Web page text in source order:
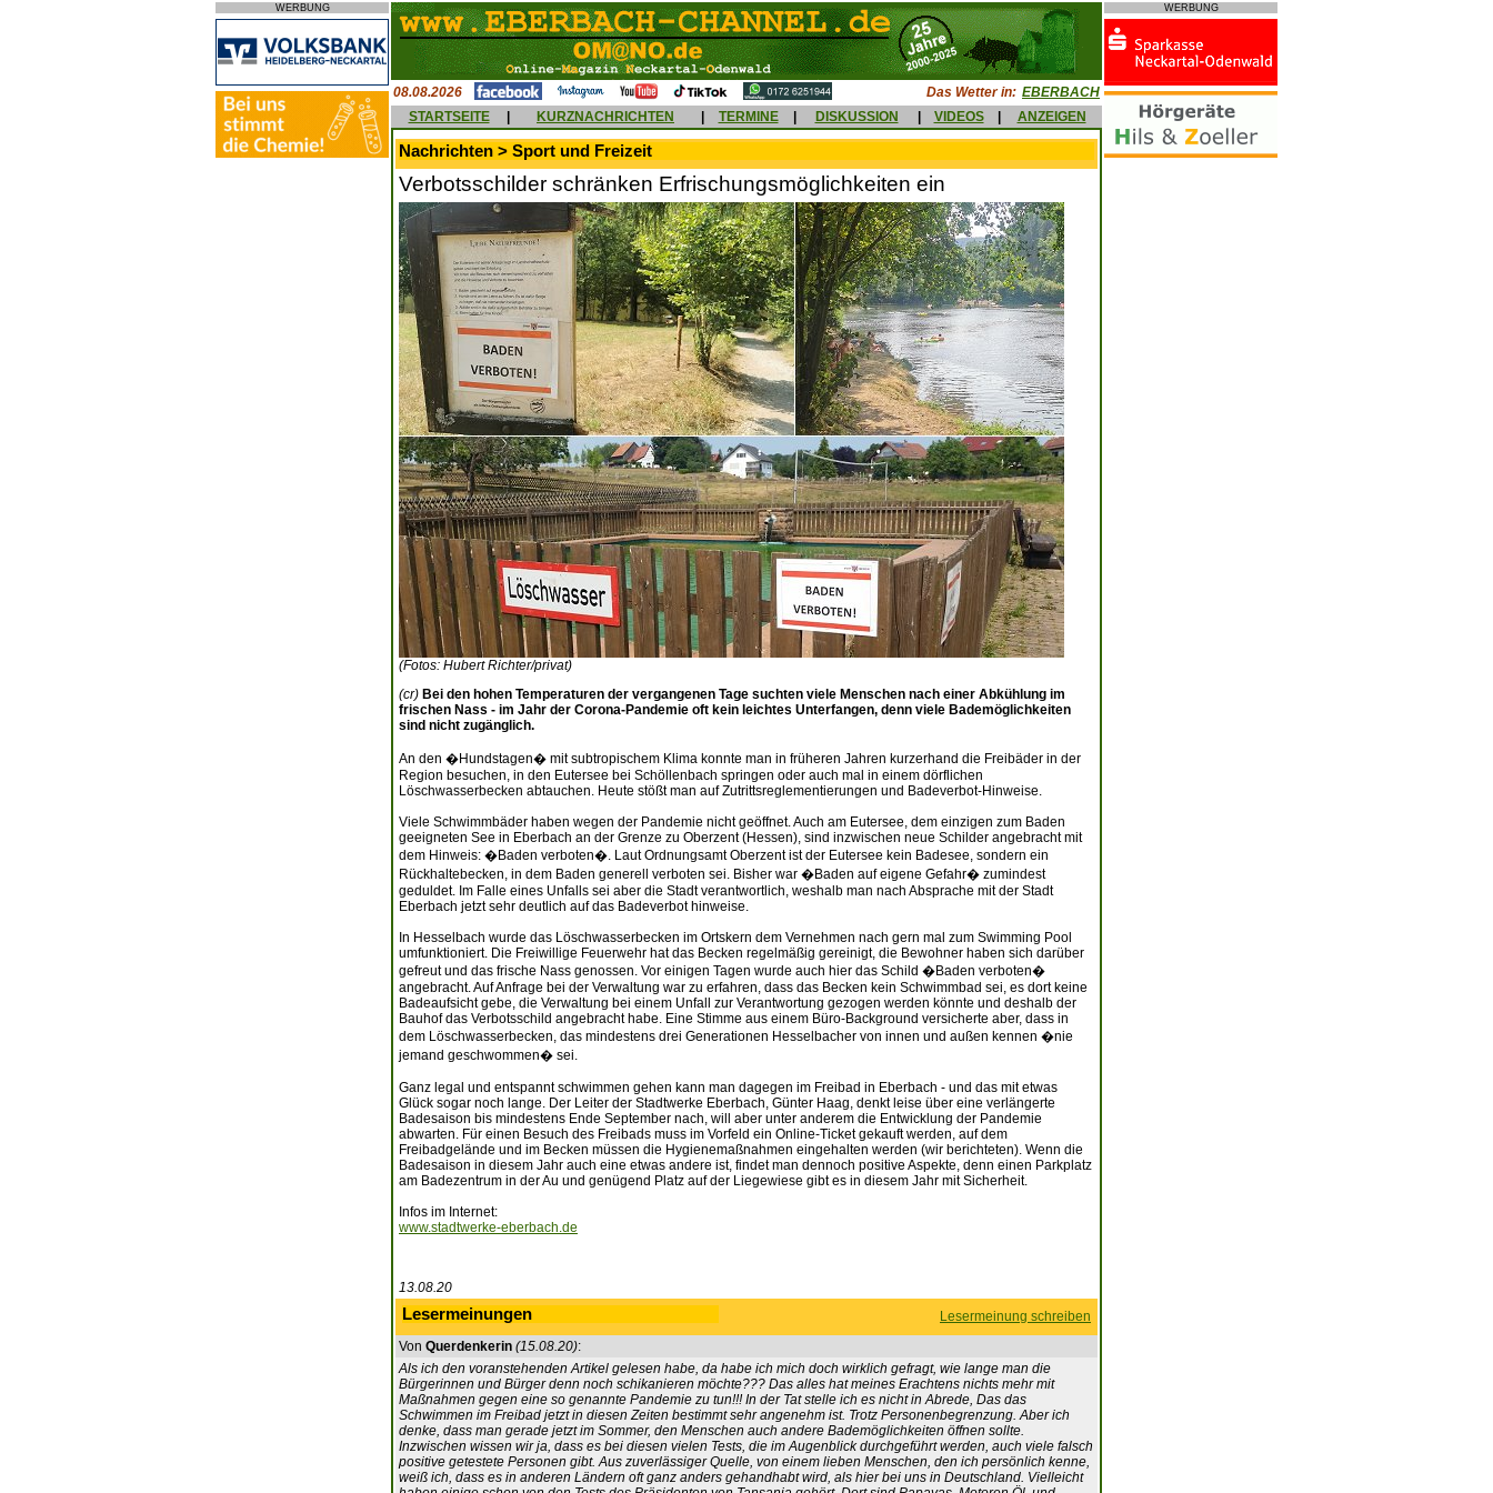
WERBUNG
08.08.2026 Das Wetter in: EBERBACH
STARTSEITE
KURZNACHRICHTEN TERMINE DISKUSSION VIDEOS ANZEIGEN
Nachrichten > Sport und Freizeit
Verbotsschilder schränken Erfrischungsmöglichkeiten ein
(Fotos: Hubert Richter/privat)
(cr) Bei den hohen Temperaturen der vergangenen Tage suchten viele Menschen nach einer Abkühlung im
frischen Nass - im Jahr der Corona-Pandemie oft kein leichtes Unterfangen, denn viele Bademöglichkeiten
sind nicht zugänglich.
An den �Hundstagen� mit subtropischem Klima konnte man in früheren Jahren kurzerhand die Freibäder in der
Region besuchen, in den Eutersee bei Schöllenbach springen oder auch mal in einem dörflichen
Löschwasserbecken abtauchen. Heute stößt man auf Zutrittsreglementierungen und Badeverbot-Hinweise.
Viele Schwimmbäder haben wegen der Pandemie nicht geöffnet. Auch am Eutersee, dem einzigen zum Baden
geeigneten See in Eberbach an der Grenze zu Oberzent (Hessen), sind inzwischen neue Schilder angebracht mit
dem Hinweis: �Baden verboten�. Laut Ordnungsamt Oberzent ist der Eutersee kein Badesee, sondern ein
Rückhaltebecken, in dem Baden generell verboten sei. Bisher war �Baden auf eigene Gefahr� zumindest
geduldet. Im Falle eines Unfalls sei aber die Stadt verantwortlich, weshalb man nach Absprache mit der Stadt
Eberbach jetzt sehr deutlich auf das Badeverbot hinweise.
In Hesselbach wurde das Löschwasserbecken im Ortskern dem Vernehmen nach gern mal zum Swimming Pool
umfunktioniert. Die Freiwillige Feuerwehr hat das Becken regelmäßig gereinigt, die Bewohner haben sich darüber
gefreut und das frische Nass genossen. Vor einigen Tagen wurde auch hier das Schild �Baden verboten�
angebracht. Auf Anfrage bei der Verwaltung war zu erfahren, dass das Becken kein Schwimmbad sei, es dort keine
Badeaufsicht gebe, die Verwaltung bei einem Unfall zur Verantwortung gezogen werden könnte und deshalb der
Bauhof das Verbotsschild angebracht habe. Eine Stimme aus einem Büro-Background versicherte aber, dass in
dem Löschwasserbecken, das mindestens drei Generationen Hesselbacher von innen und außen kennen �nie
jemand geschwommen� sei.
Ganz legal und entspannt schwimmen gehen kann man dagegen im Freibad in Eberbach - und das mit etwas
Glück sogar noch lange. Der Leiter der Stadtwerke Eberbach, Günter Haag, denkt leise über eine verlängerte
Badesaison bis mindestens Ende September nach, will aber unter anderem die Entwicklung der Pandemie
abwarten. Für einen Besuch des Freibads muss im Vorfeld ein Online-Ticket gekauft werden, auf dem
Freibadgelände und im Becken müssen die Hygienemaßnahmen eingehalten werden (wir berichteten). Wenn die
Badesaison in diesem Jahr auch eine etwas andere ist, findet man dennoch positive Aspekte, denn einen Parkplatz
am Badezentrum in der Au und genügend Platz auf der Liegewiese gibt es in diesem Jahr mit Sicherheit.
Infos im Internet:
www.stadtwerke-eberbach.de
13.08.20
Lesermeinungen
Lesermeinung schreiben
Von Querdenkerin (15.08.20):
Als ich den voranstehenden Artikel gelesen habe, da habe ich mich doch wirklich gefragt, wie lange man die
Bürgerinnen und Bürger denn noch schikanieren möchte??? Das alles hat meines Erachtens nichts mehr mit
Maßnahmen gegen eine so genannte Pandemie zu tun!!! In der Tat stelle ich es nicht in Abrede, Das das
Schwimmen im Freibad jetzt in diesen Zeiten bestimmt sehr angenehm ist. Trotz Personenbegrenzung. Aber ich
denke, dass man gerade jetzt im Sommer, den Menschen auch andere Bademöglichkeiten öffnen sollte.
Inzwischen wissen wir ja, dass es bei diesen vielen Tests, die im Augenblick durchgeführt werden, auch viele falsch
positive getestete Personen gibt. Aus zuverlässiger Quelle, von einem lieben Menschen, den ich persönlich kenne,
weiß ich, dass es in anderen Ländern oft ganz anders gehandhabt wird, als hier bei uns in Deutschland. Vielleicht
WERBUNG